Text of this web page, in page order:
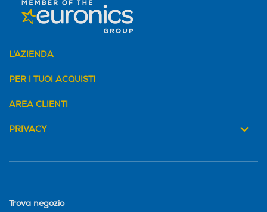
L'AZIENDA
PER I TUOI ACQUISTI
AREA CLIENTI
PRIVACY
Trova negozio